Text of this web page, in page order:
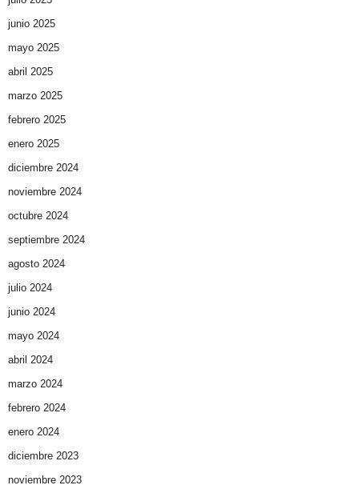
junio 2025
mayo 2025
abril 2025
marzo 2025
febrero 2025
enero 2025
diciembre 2024
noviembre 2024
octubre 2024
septiembre 2024
agosto 2024
julio 2024
junio 2024
mayo 2024
abril 2024
marzo 2024
febrero 2024
enero 2024
diciembre 2023
noviembre 2023